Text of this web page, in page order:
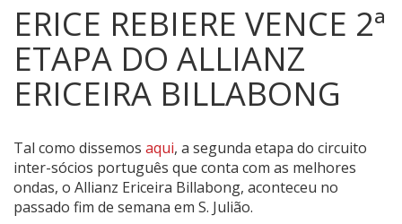
ERICE REBIERE VENCE 2ª
ETAPA DO ALLIANZ
ERICEIRA BILLABONG
Tal como dissemos aqui, a segunda etapa do circuito
inter-sócios português que conta com as melhores
ondas, o Allianz Ericeira Billabong, aconteceu no
passado fim de semana em S. Julião.